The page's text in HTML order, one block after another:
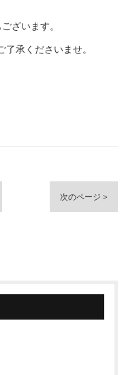
ざいます。
承くださいませ。
次のページ >